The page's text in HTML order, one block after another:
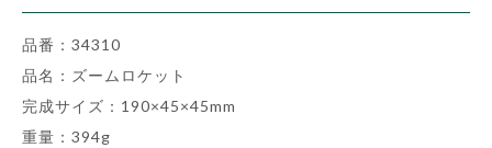
品番：34310
品名：ズームロケット
完成サイズ：190×45×45mm
重量：394g